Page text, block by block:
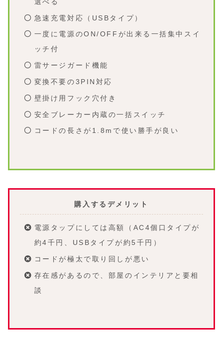
急速充電対応（USBタイプ）
一度に電源のON/OFFが出来る一括集中スイ
ッチ付
雷サージガード機能
変換不要の3PIN対応
壁掛け用フック穴付き
安全ブレーカー内蔵の一括スイッチ
コードの長さが1.8mで使い勝手が良い
購入するデメリット
電源タップにしては高額（AC4個口タイプが
約4千円、USBタイプが約5千円）
コードが極太で取り回しが悪い
存在感があるので、部屋のインテリアと要相
談